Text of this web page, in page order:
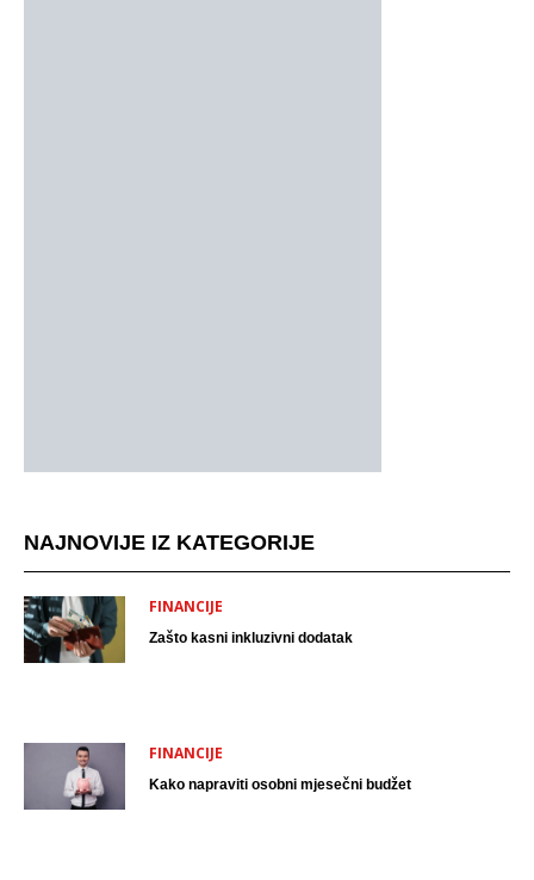
NAJNOVIJE IZ KATEGORIJE
FINANCIJE
Zašto kasni inkluzivni dodatak
FINANCIJE
Kako napraviti osobni mjesečni budžet